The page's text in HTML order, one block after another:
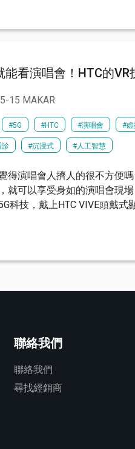
能看演唱會！HTC的VR
15 MAKAR
#5G #HTC #演唱會 #虛
診 #沉浸式 #人工智慧
得演唱會人擠人的很不方便
就可以享受身如的演唱會現
科技，戴上HTC VIVE頭戴式
聯絡我們
聯絡我們
尋找經銷商